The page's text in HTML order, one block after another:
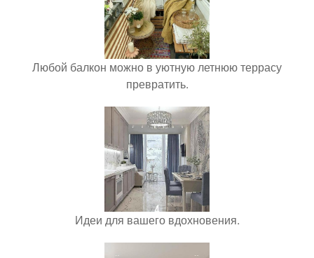
Любой балкон можно в уютную летнюю террасу
превратить.
Идеи для вашего вдохновения.